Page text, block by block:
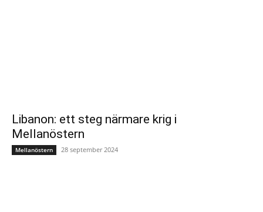
Libanon: ett steg närmare krig i
Mellanöstern
Mellanöstern 28 september 2024